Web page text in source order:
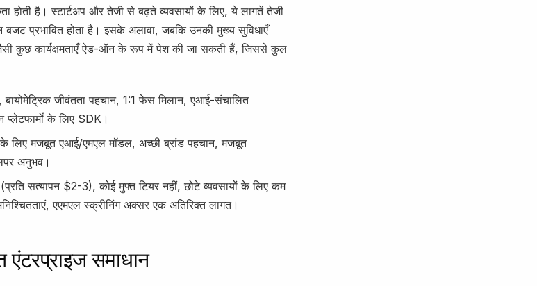
होती है। स्टार्टअप और तेजी से बढ़ते व्यवसायों के लिए, ये लागतें तेजी
प्रभावित होता है। इसके अलावा, जबकि उनकी मुख्य सुविधाएँ
कुछ कार्यक्षमताएँ ऐड-ऑन के रूप में पेश की जा सकती हैं, जिससे कुल
बायोमेट्रिक जीवंतता पहचान, 1:1 फेस मिलान, एआई-संचालित
प्लेटफार्मों के लिए SDK।
के लिए मजबूत एआई/एमएल मॉडल, अच्छी ब्रांड पहचान, मजबूत
अनुभव।
(प्रति सत्यापन $2-3), कोई मुफ्त टियर नहीं, छोटे व्यवसायों के लिए कम
एएमएल स्क्रीनिंग अक्सर एक अतिरिक्त लागत।
समाधान